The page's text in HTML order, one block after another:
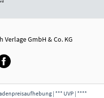
GmbH & Co. KG
| *** UVP | ****